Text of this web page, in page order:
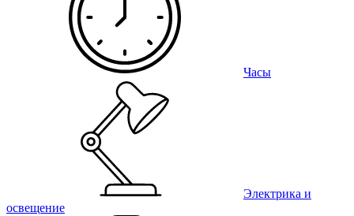
Часы
Электрика и
освещение